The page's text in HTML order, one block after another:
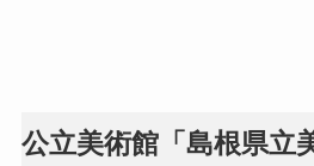
公立美術館「島根県立